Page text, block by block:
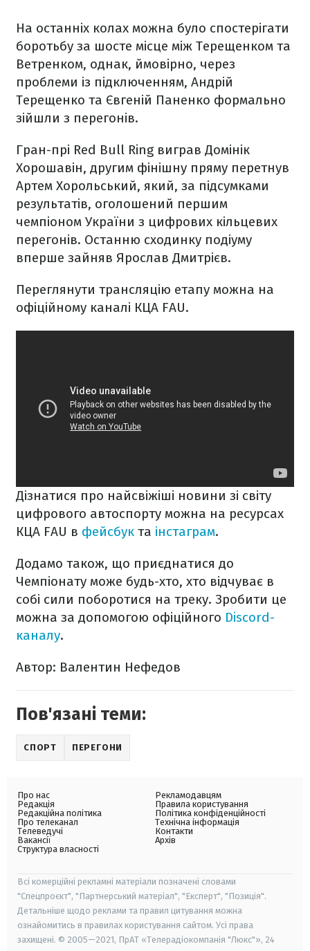
На останніх колах можна було спостерігати
боротьбу за шосте місце між Терещенком та
Ветренком, однак, ймовірно, через
проблеми із підключенням, Андрій
Терещенко та Євгеній Паненко формально
зійшли з перегонів.
Гран-прі Red Bull Ring виграв Домінік
Хорошавін, другим фінішну пряму перетнув
Артем Хорольський, який, за підсумками
результатів, оголошений першим
чемпіоном України з цифрових кільцевих
перегонів. Останню сходинку подіуму
вперше зайняв Ярослав Дмитрієв.
Переглянути трансляцію етапу можна на
офіційному каналі КЦА FAU.
Дізнатися про найсвіжіші новини зі світу
цифрового автоспорту можна на ресурсах
КЦА FAU в фейсбук та інстаграм.
Додамо також, що приєднатися до
Чемпіонату може будь-хто, хто відчуває в
собі сили поборотися на треку. Зробити це
можна за допомогою офіційного Discord-
каналу.
Автор: Валентин Нефедов
Пов'язані теми:
СПОРТ ПЕРЕГОНИ
Про нас
Редакція
Редакційна політика
Про телеканал
Телеведучі
Вакансії
Структура власності
Рекламодавцям
Правила користування
Політика конфіденційності
Технічна інформація
Контакти
Архів
Всі комерційні рекламні матеріали позначені словами
"Спецпроєкт", "Партнерський матеріал", "Експерт", "Позиція".
Детальніше щодо реклами та правил цитування можна
ознайомитись в правилах користування сайтом. Усі права
захищені. © 2005—2021, ПрАТ «Телерадіокомпанія "Люкс"», 24